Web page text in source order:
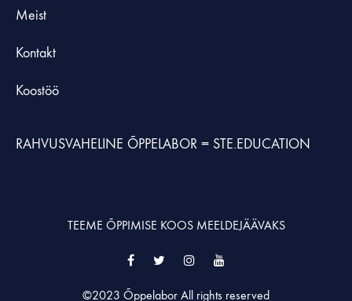
Meist
Kontakt
Koostöö
RAHVUSVAHELINE ÕPPELABOR = STE.EDUCATION
©2023 Õppelabor All rights reserved
TEEME ÕPPIMISE KOOS MEELDEJÄÄVAKS
FacebookTwitterInstagram